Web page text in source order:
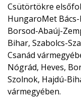
Csütörtökre
HungaroMet
Borsod-Abaúj-
Bihar, Szabolcs-
Csanád
Nógrád, Heves,
Szolnok, Hajdú-
vármegyében.